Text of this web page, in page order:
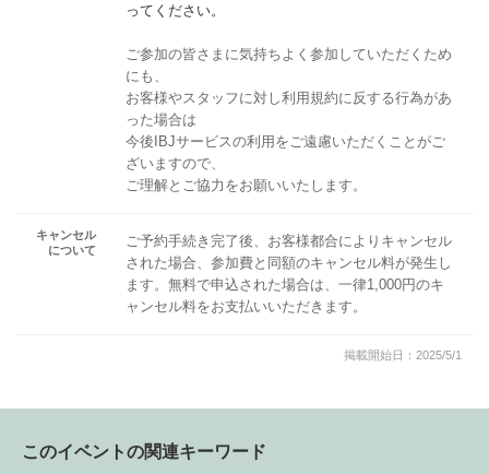
ってください。
ご参加の皆さまに気持ちよく参加していただくため
にも、
お客様やスタッフに対し利用規約に反する行為があ
った場合は
今後IBJサービスの利用をご遠慮いただくことがご
ざいますので、
ご理解とご協力をお願いいたします。
キャンセル
について
ご予約手続き完了後、お客様都合によりキャンセル
された場合、参加費と同額のキャンセル料が発生し
ます。無料で申込された場合は、一律1,000円のキ
ャンセル料をお支払いいただきます。
掲載開始日：2025/5/1
このイベントの関連キーワード